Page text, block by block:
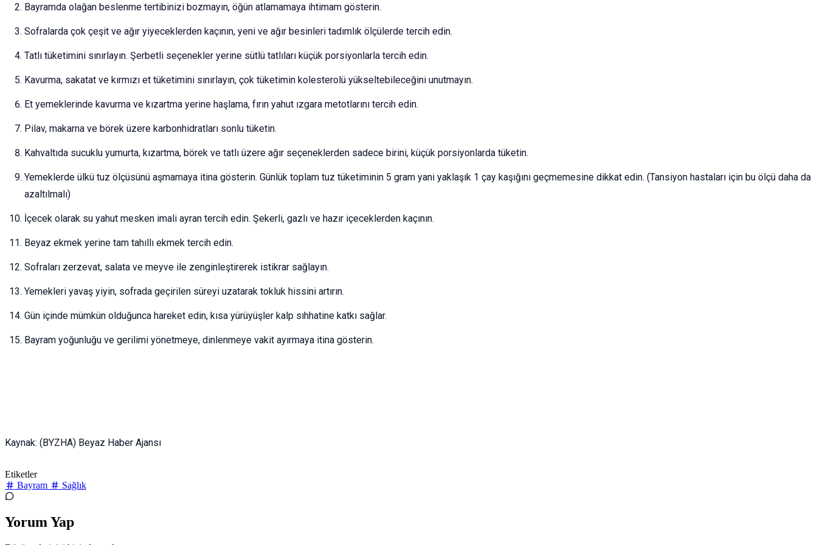
Bayramda olağan beslenme tertibinizi bozmayın, öğün atlamamaya ihtimam gösterin.
Sofralarda çok çeşit ve ağır yiyeceklerden kaçının, yeni ve ağır besinleri tadımlık ölçülerde tercih edin.
Tatlı tüketimini sınırlayın. Şerbetli seçenekler yerine sütlü tatlıları küçük porsiyonlarla tercih edin.
Kavurma, sakatat ve kırmızı et tüketimini sınırlayın, çok tüketimin kolesterolü yükseltebileceğini unutmayın.
Et yemeklerinde kavurma ve kızartma yerine haşlama, fırın yahut ızgara metotlarını tercih edin.
Pilav, makarna ve börek üzere karbonhidratları sonlu tüketin.
Kahvaltıda sucuklu yumurta, kızartma, börek ve tatlı üzere ağır seçeneklerden sadece birini, küçük porsiyonlarda tüketin.
Yemeklerde ülkü tuz ölçüsünü aşmamaya itina gösterin. Günlük toplam tuz tüketiminin 5 gram yani yaklaşık 1 çay kaşığını geçmemesine dikkat edin. (Tansiyon hastaları için bu ölçü daha da
azaltılmalı)
İçecek olarak su yahut mesken imali ayran tercih edin. Şekerli, gazlı ve hazır içeceklerden kaçının.
Beyaz ekmek yerine tam tahıllı ekmek tercih edin.
Sofraları zerzevat, salata ve meyve ile zenginleştirerek istikrar sağlayın.
Yemekleri yavaş yiyin, sofrada geçirilen süreyi uzatarak tokluk hissini artırın.
Gün içinde mümkün olduğunca hareket edin, kısa yürüyüşler kalp sıhhatine katkı sağlar.
Bayram yoğunluğu ve gerilimi yönetmeye, dinlenmeye vakit ayırmaya itina gösterin.
Kaynak: (BYZHA) Beyaz Haber Ajansı
Etiketler
Bayram
Sağlık
Yorum Yap